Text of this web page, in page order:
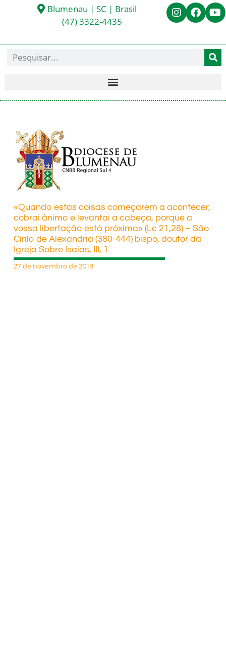
Blumenau | SC | Brasil
(47) 3322-4435
«Quando estas coisas começarem a acontecer,
cobrai ânimo e levantai a cabeça, porque a
vossa libertação está próxima» (Lc 21,28) – São
Cirilo de Alexandria (380-444) bispo, doutor da
Igreja Sobre Isaias, III, 1
27 de novembro de 2018